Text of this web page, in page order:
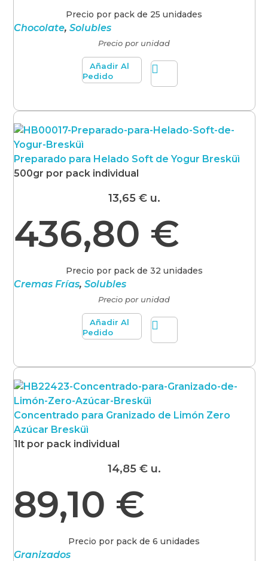
Precio por pack de 25 unidades
Chocolate, Solubles
Precio por unidad
Añadir Al
Pedido
Preparado para Helado Soft de Yogur Bresküì
500gr por pack individual
13,65 €u.
436,80 €
Precio por pack de 32 unidades
Cremas Frías, Solubles
Precio por unidad
Añadir Al
Pedido
Concentrado para Granizado de Limón Zero
Azúcar Bresküì
1lt por pack individual
14,85 €u.
89,10 €
Precio por pack de 6 unidades
Granizados